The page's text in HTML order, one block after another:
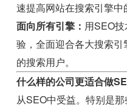
速提高网站在搜索引擎中
面向所有引擎： 用SEO
验，全面迎合各大搜索
的搜索用户。
什么样的公司更适合做
从SEO中受益。特别是